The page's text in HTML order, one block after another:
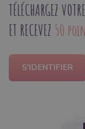
TÉLÉCHARGEZ
ET RECEVEZ 50
S'IDENTIFIER